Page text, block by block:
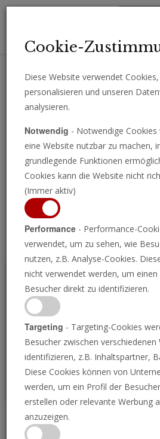
Erhalten Sie wichtige Analysen,
Programm
P
Gottes
Cookie-
Diese Website verwendet
personalisieren und unseren
analysieren.
Notwendig - Notwendige
eine Website nutzbar zu machen,
grundlegende Funktionen
Cookies kann die Website nicht
(Immer aktiv)
Performance - Performance-
verwendet, um zu sehen, wie
nutzen, z.B. Analyse-Cookies.
nicht verwendet werden, um
Besucher direkt zu identifizieren.
Targeting - Targeting-Cookies
Besucher zwischen verschiedenen
identifizieren, z.B. Inhaltspartner,
Diese Cookies können von
werden, um ein Profil der
erstellen oder relevante Werbung
anzuzeigen.